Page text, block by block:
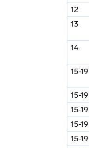
12
13
14
15-19
15-19
15-19
15-19
15-19